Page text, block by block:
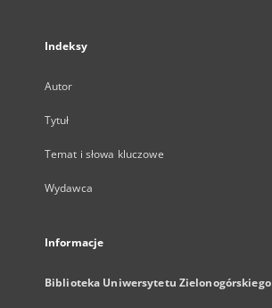
Indeksy
Autor
Tytuł
Temat i słowa kluczowe
Wydawca
Informacje
Biblioteka Uniwersytetu Zielonogórskiego